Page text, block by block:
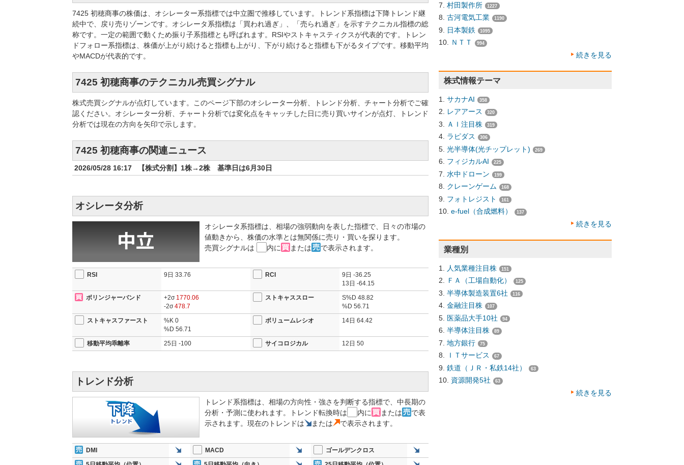
7425 初穂商事の株価は、オシレーター系指標では中立圏で推移しています。トレンド系指標は下降トレンド継
続中で、戻り売りゾーンです。オシレータ系指標は「買われ過ぎ」、「売られ過ぎ」を示すテクニカル指標の総
称です。一定の範囲で動くため振り子系指標とも呼ばれます。RSIやストキャスティクスが代表的です。トレン
ドフォロー系指標は、株価が上がり続けると指標も上がり、下がり続けると指標も下がるタイプです。移動平均
やMACDが代表的です。
7425 初穂商事のテクニカル売買シグナル
株式売買シグナルが点灯しています。このページ下部のオシレーター分析、トレンド分析、チャート分析でご確
認ください。オシレーター分析、チャート分析では変化点をキャッチした日に売り買いサインが点灯、トレンド
分析では現在の方向を矢印で示します。
7425 初穂商事の関連ニュース
2026/05/28 16:17 【株式分割】1株→2株 基準日は6月30日
オシレータ分析
オシレータ系指標は、相場の強弱動向を表した指標で、日々の市場の
値動きから、株価の水準とは無関係に売り・買いを探ります。
売買シグナルは
内に または で表示されます。
RSI 9日 33.76 RCI 9日 -36.25
13日 -64.15
ボリンジャーバンド
+2σ 1770.06
-2σ478.7
ストキャススロー S%D 48.82
%D 56.71
ストキャスファースト
%K 0
%D 56.71
ボリュームレシオ 14日 64.42
移動平均乖離率 25日 -100 サイコロジカル 12日 50
トレンド分析
トレンド系指標は、相場の方向性・強さを判断する指標で、中長期の
分析・予測に使われます。トレンド転換時は
内に または
で表
示されます。現在のトレンドは
または で表示されます。
DMI MACD
ゴールデンクロス
村田製作所 1227
古河電気工業 1190
日本製鉄 1095
ＮＴＴ 994
続きを見る
株式情報テーマ
サカナAI 358
レアアース 320
ＡＩ注目株 319
ラピダス 306
光半導体(光チップレット) 269
フィジカルAI 225
水中ドローン 199
クレーンゲーム 168
フォトレジスト 161
e-fuel（合成燃料） 137
続きを見る
業種別
人気業種注目株 151
ＦＡ（工場自動化） 125
半導体製造装置6社 116
金融注目株 107
医薬品大手10社 94
半導体注目株 89
地方銀行 75
ＩＴサービス 67
鉄道（ＪＲ・私鉄14社） 63
資源開発5社 63
続きを見る